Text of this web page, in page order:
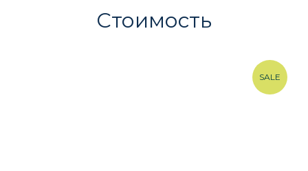
Стоимость
SALE